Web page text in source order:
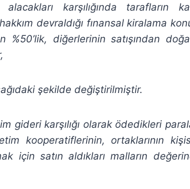
karşılığında tarafların
devraldığı fınansal kiralama
%50’lik, diğerlerinin satışından
şekilde değiştirilmiştir.
gideri karşılığı olarak ödedikleri
kooperatiflerinin, ortaklarının
için satın aldıkları malların